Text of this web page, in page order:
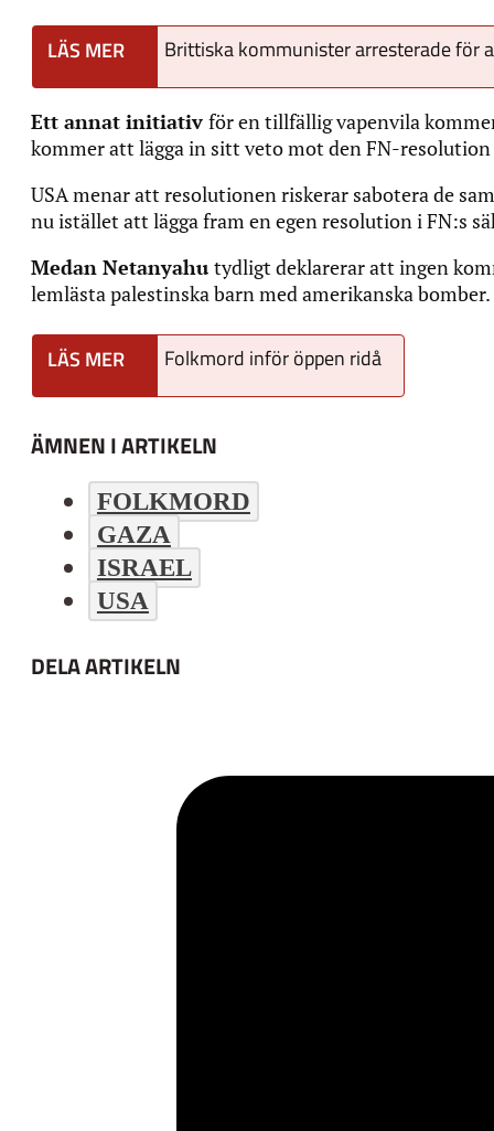
Brittiska kommunister arresterade för
Ett annat initiativ för en tillfällig vapenvila
kommer att lägga in sitt veto mot den FN-
USA menar att resolutionen riskerar sabotera de
nu istället att lägga fram en egen resolution i FN:s
Medan Netanyahu tydligt deklarerar att ingen
lemlästa palestinska barn med amerikanska bomber.
Folkmord inför öppen ridå
ÄMNEN I ARTIKELN
FOLKMORD
GAZA
ISRAEL
USA
DELA ARTIKELN